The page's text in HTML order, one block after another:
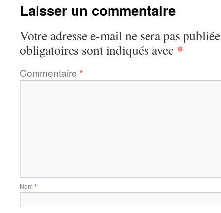
Laisser un commentaire
Votre adresse e-mail ne sera pas
obligatoires sont indiqués avec *
Commentaire *
Nom *